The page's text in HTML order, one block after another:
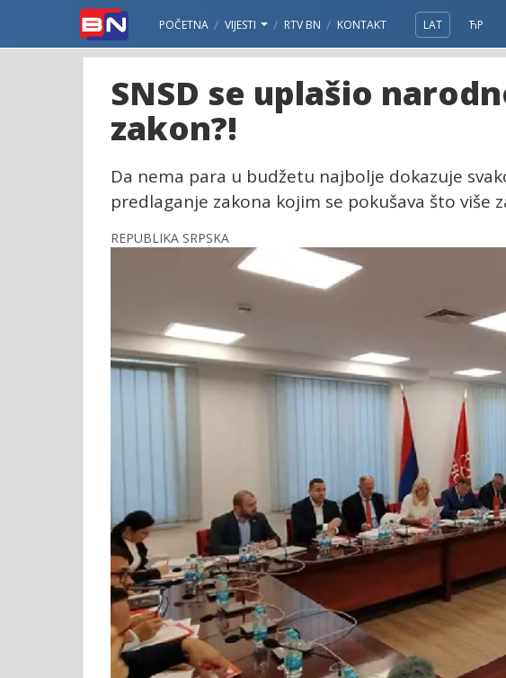
POČETNA VIJESTI RTV BN KONTAKT LAT ЋР
SNSD se uplašio
zakon?!
Da nema para u budžetu najbolje dokazuje
predlaganje zakona kojim se pokušava što više
REPUBLIKA SRPSKA